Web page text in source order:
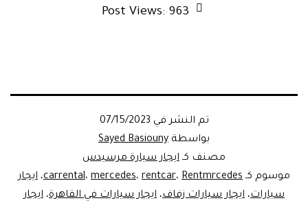
Post Views: 963
تم النشر في 07/15/2023
بواسطة Sayed Basiouny
مصنف كـ ايجار سيارة مرسيدس
موسوم كـ
carrental، mercedes، rentcar، Rentmrcedes ، ايجار
سيارات، ايجار سيارات زفاف، ايجار سيارات في القاهرة، ايجار